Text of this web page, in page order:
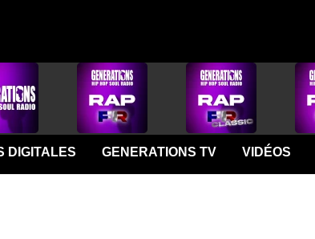
DIGITALES GENERATIONS TV VIDÉOS